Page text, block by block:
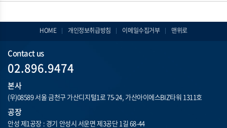
HOME 개인정보취급방침 이메일수집거부 맨위로
Contact us
02.896.9474
본사
(우)08589 서울 금천구 가산디지털1로 75-24, 가산아이에스BIZ타워 1311호
공장
안성 제1공장 : 경기 안성시 서운면 제3공단 1길 68-44